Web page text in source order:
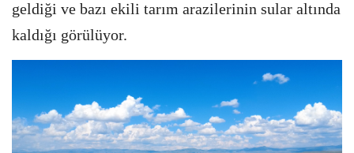
geldiği ve bazı ekili tarım arazilerinin sular altında
kaldığı görülüyor.